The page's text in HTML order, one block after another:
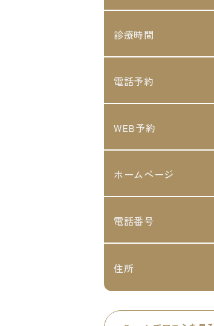
診療時間
電話予約
WEB予約
ホームページ
電話番号
住所